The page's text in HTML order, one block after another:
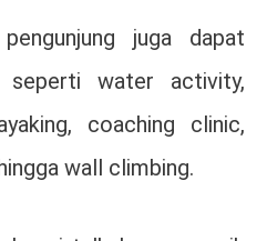
juga dapat
seperti water activity,
coaching clinic,
wall climbing.